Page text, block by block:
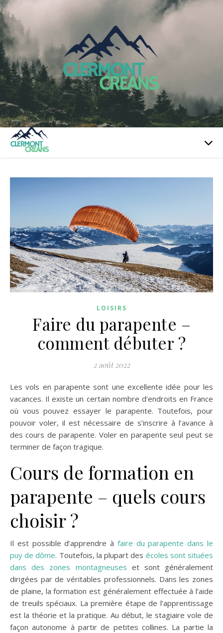
LOISIRS
Faire du parapente –
comment débuter ?
2 août 2022
Les vols en parapente sont une excellente idée pour les
vacances. Il existe un certain nombre d’endroits en France
où vous pouvez essayer le parapente. Toutefois, pour
pouvoir voler, il est nécessaire de s’inscrire à l’avance à
des cours de parapente. Voler en parapente seul peut se
terminer de façon tragique.
Cours de formation en
parapente – quels cours
choisir ?
Il est possible d’apprendre à faire du parapente dans le
puy de dôme. Toutefois, la plupart des écoles sont situées
dans des zones montagneuses et sont généralement
dirigées par de véritables professionnels. Dans les zones
de plaine, la formation est généralement effectuée à l’aide
de treuils spéciaux. La première étape de l’apprentissage
est la théorie et la pratique. Au début, le stagiaire vole de
façon autonome à partir de petites collines. La partie la